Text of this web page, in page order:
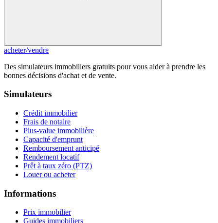
acheter/vendre
Des simulateurs immobiliers gratuits pour vous aider à prendre les
bonnes décisions d'achat et de vente.
Simulateurs
Crédit immobilier
Frais de notaire
Plus-value immobilière
Capacité d'emprunt
Remboursement anticipé
Rendement locatif
Prêt à taux zéro (PTZ)
Louer ou acheter
Informations
Prix immobilier
Guides immobiliers